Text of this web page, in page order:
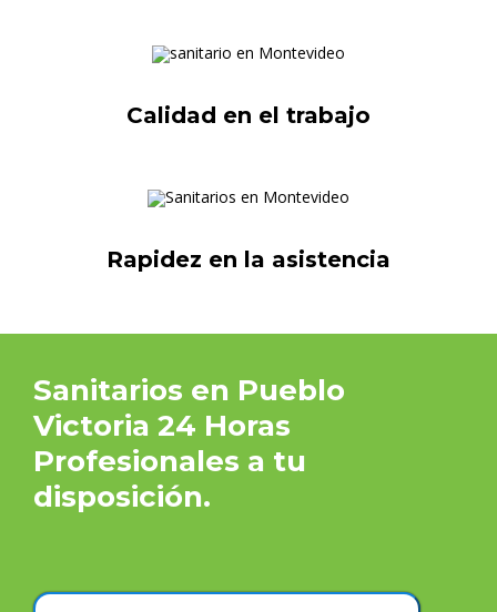
Calidad en el trabajo
Rapidez en la asistencia
Sanitarios en Pueblo
Victoria 24 Horas
Profesionales a tu
disposición.